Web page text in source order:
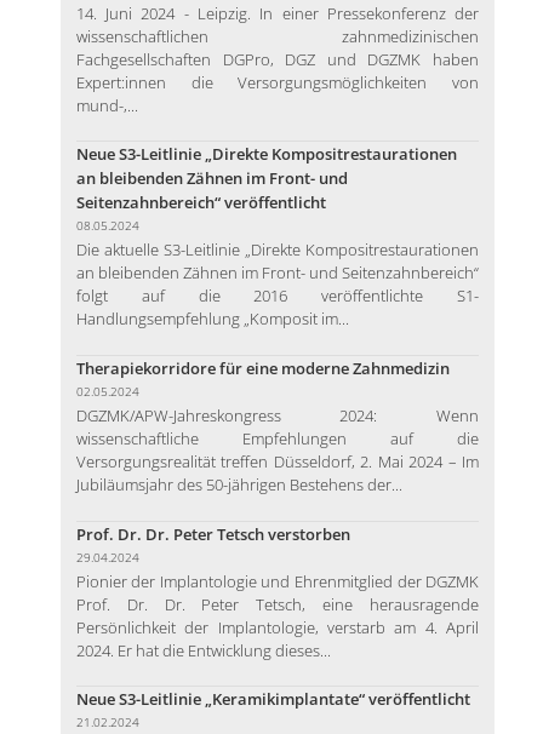
14. Juni 2024 - Leipzig. In einer Pressekonferenz der
wissenschaftlichen zahnmedizinischen
Fachgesellschaften DGPro, DGZ und DGZMK haben
Expert:innen die Versorgungsmöglichkeiten von
mund-,...
Neue S3-Leitlinie „Direkte Kompositrestaurationen
an bleibenden Zähnen im Front- und
Seitenzahnbereich“ veröffentlicht
08.05.2024
Die aktuelle S3-Leitlinie „Direkte Kompositrestaurationen
an bleibenden Zähnen im Front- und Seitenzahnbereich“
folgt auf die 2016 veröffentlichte S1-
Handlungsempfehlung „Komposit im...
Therapiekorridore für eine moderne Zahnmedizin
02.05.2024
DGZMK/APW-Jahreskongress 2024: Wenn
wissenschaftliche Empfehlungen auf die
Versorgungsrealität treffen Düsseldorf, 2. Mai 2024 – Im
Jubiläumsjahr des 50-jährigen Bestehens der...
Prof. Dr. Dr. Peter Tetsch verstorben
29.04.2024
Pionier der Implantologie und Ehrenmitglied der DGZMK
Prof. Dr. Dr. Peter Tetsch, eine herausragende
Persönlichkeit der Implantologie, verstarb am 4. April
2024. Er hat die Entwicklung dieses...
Neue S3-Leitlinie „Keramikimplantate“ veröffentlicht
21.02.2024